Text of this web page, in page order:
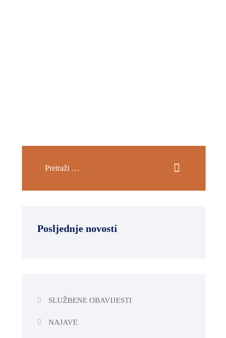
Posljednje novosti
SLUŽBENE OBAVIJESTI
NAJAVE